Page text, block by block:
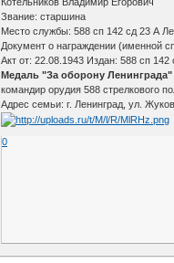
Звание: старшина
Место службы: 588 сп 142 сд 23 А
Документ о награждении (именной
Акт от: 22.08.1943 Издан: 588 сп
Медаль "За оборону Ленинграда"
командир орудия 588 стрелкового
Адрес семьи: г. Ленинград, ул.
0